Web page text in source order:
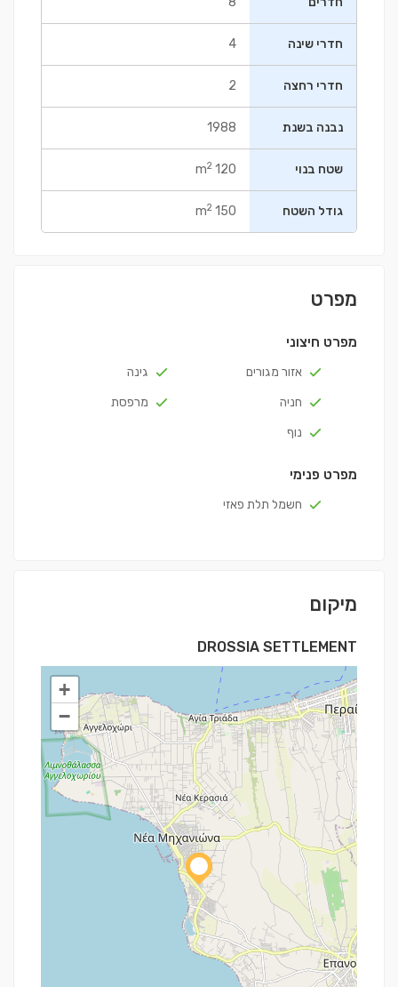
חדרי שינה 4
חדרי רחצה 2
נבנה בשנת 1988
שטח בנוי 120 m
2
גודל השטח 150 m
2
מפרט
מפרט חיצוני
אזור מגורים
גינה
חניה
מרפסת
נוף
מפרט פנימי
חשמל תלת פאזי
מיקום
DROSSIA SETTLEMENT
+
−